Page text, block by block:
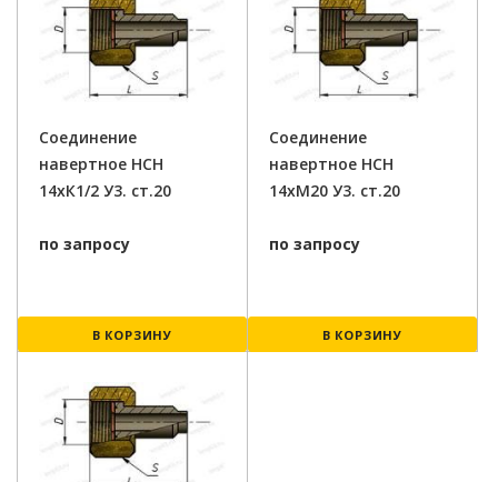
Соединение
навертное НСН
14хК1/2 У3. ст.20
по запросу
В КОРЗИНУ
Соединение
навертное НСН
14хМ20 У3. ст.20
по запросу
В КОРЗИНУ